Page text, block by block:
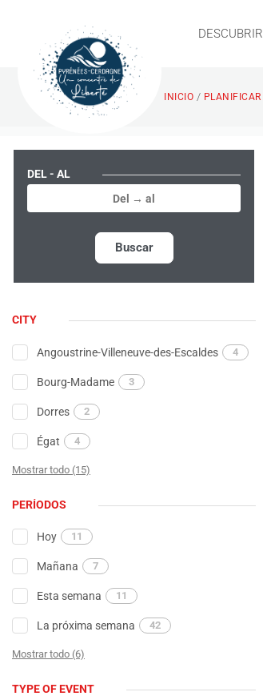
DESCUBRIR
INICIO / PLANIFICAR
DEL - AL
Buscar
CITY
Angoustrine-Villeneuve-des-Escaldes 4
Bourg-Madame 3
Dorres 2
Égat 4
Mostrar todo (15)
PERÍODOS
Hoy 11
Mañana 7
Esta semana 11
La próxima semana 42
Mostrar todo (6)
TYPE OF EVENT